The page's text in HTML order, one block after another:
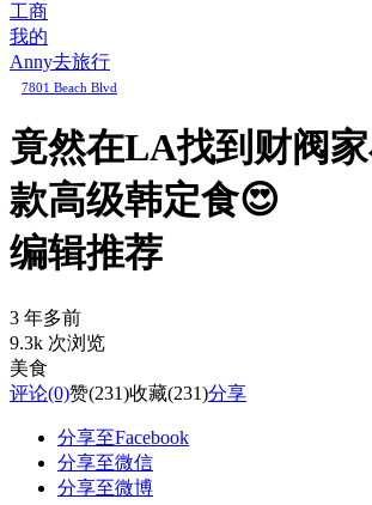
工商
我的
Anny去旅行
7801 Beach Blvd
竟然在LA找到财阀
款高级韩定食😍
编辑推荐
3 年多前
9.3k 次浏览
美食
评论(0)赞(231)收藏(231)分享
分享至Facebook
分享至微信
分享至微博